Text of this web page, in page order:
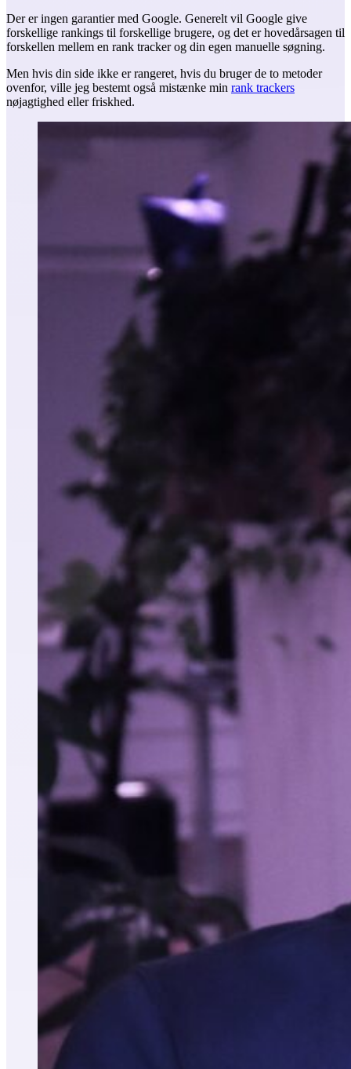
Der er ingen garantier med Google. Generelt vil Google give
forskellige rankings til forskellige brugere, og det er hovedårsagen til
forskellen mellem en rank tracker og din egen manuelle søgning.
Men hvis din side ikke er rangeret, hvis du bruger de to metoder
ovenfor, ville jeg bestemt også mistænke min rank trackers
nøjagtighed eller friskhed.